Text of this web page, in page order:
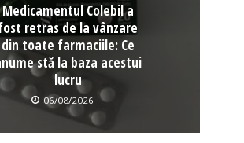
Medicamentul Colebil a
retras de la vânzare
din toate farmaciile: Ce
stă la baza acestui
lucru
06/08/2026